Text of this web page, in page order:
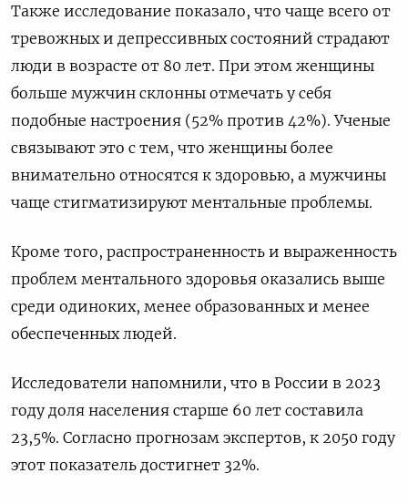
Также исследование показало, что чаще всего от
тревожных и депрессивных состояний страдают
люди в возрасте от 80 лет. При этом женщины
больше мужчин склонны отмечать у себя
подобные настроения (52% против 42%). Ученые
связывают это с тем, что женщины более
внимательно относятся к здоровью, а мужчины
чаще стигматизируют ментальные проблемы.
Кроме того, распространенность и выраженность
проблем ментального здоровья оказались выше
среди одиноких, менее образованных и менее
обеспеченных людей.
Исследователи напомнили, что в России в 2023
году доля населения старше 60 лет составила
23,5%. Согласно прогнозам экспертов, к 2050 году
этот показатель достигнет 32%.